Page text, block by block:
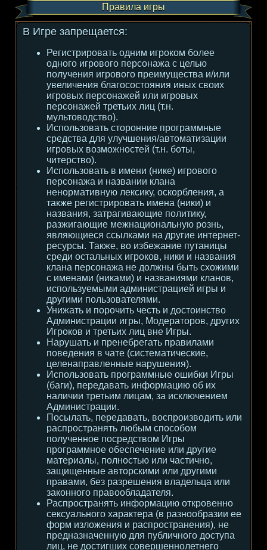
Правила игры
В Игре запрещается:
Регистрировать одним игроком более
одного игрового персонажа с целью
получения игрового преимущества и/или
увеличения благосостояния иных своих
игровых персонажей или игровых
персонажей третьих лиц (т.н.
мультоводство).
Использовать сторонние программные
средства для улучшения/автоматизации
игровых возможностей (т.н. боты,
читерство).
Использовать в имени (нике) игрового
персонажа и названии клана
ненормативную лексику, оскорбления, а
также регистрировать имена (ники) и
названия, затрагивающие политику,
разжигающие межнациональную рознь,
являющиеся ссылками на другие интернет-
ресурсы. Также, во избежание путаницы
среди остальных игроков, ники и названия
клана персонажа не должны быть схожими
с именами (никами) и названиями кланов,
используемыми администрацией игры и
другими пользователями.
Унижать и порочить честь и достоинство
Администрации игры, Модераторов, других
Игроков и третьих лиц вне Игры.
Нарушать и пренебрегать правилами
поведения в чате (систематические,
целенаправленные нарушения).
Использовать программные ошибки Игры
(баги), передавать информацию об их
наличии третьим лицам, за исключением
Администрации.
Посылать, передавать, воспроизводить или
распространять любым способом
полученное посредством Игры
программное обеспечение или другие
материалы, полностью или частично,
защищенные авторскими или другими
правами, без разрешения владельца или
законного правообладателя.
Распространять информацию откровенно
сексуального характера (в разнообразии ее
форм изложения и распространения), не
предназначенную для публичного доступа
лиц, не достигших совершеннолетнего